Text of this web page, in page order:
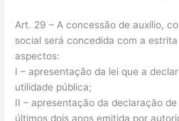
Art. 29 – A concessão de auxílio,
social será concedida com a
aspectos:
I – apresentação da lei que a
utilidade pública;
II – apresentação da declaração
últimos dois anos emitida por